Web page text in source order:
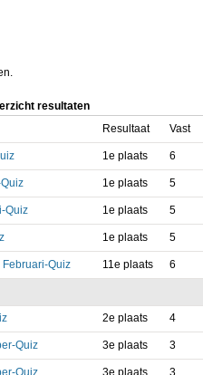
resultaten
Resultaat Vast
1e plaats 6
1e plaats 5
Quiz 1e plaats 5
1e plaats 5
Quiz 11e plaats 6
2e plaats 4
Quiz 3e plaats 3
Quiz 3e plaats 3